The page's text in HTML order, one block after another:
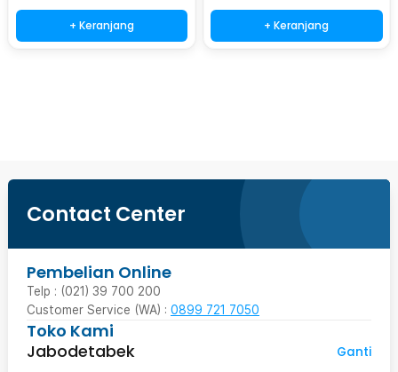
+ Keranjang + Keranjang
Contact Center
Pembelian Online
Telp : (021) 39 700 200
Customer Service (WA) : 0899 721 7050
Toko Kami
Jabodetabek
Ganti